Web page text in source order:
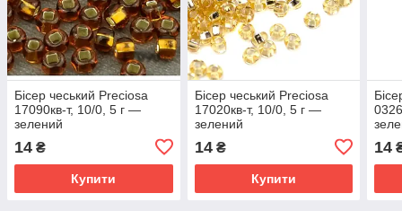
Бісер чеський Preciosa
17090кв-т, 10/0, 5 г —
зелений
14 ₴
Купити
Бісер чеський Preciosa
17020кв-т, 10/0, 5 г —
зелений
14₴
Купити
14